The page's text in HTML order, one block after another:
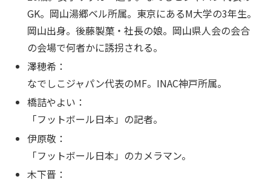
GK。岡山湯郷ベル所属。東京にあるM大学の3年生。
岡山出身。後藤製菓・社長の娘。岡山県人会の会合
の会場で何者かに誘拐される。
澤穂希：
なでしこジャパン代表のMF。INAC神戸所属。
橋詰やよい：
「フットボール日本」の記者。
伊原敬：
「フットボール日本」のカメラマン。
木下晋：